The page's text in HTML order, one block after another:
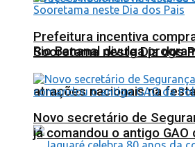
Rio Bananal divulga
atrações nacionais na
Prefeitura incentiva
Sooretama neste Dia dos
Novo secretário de
já comandou o antigo GAO